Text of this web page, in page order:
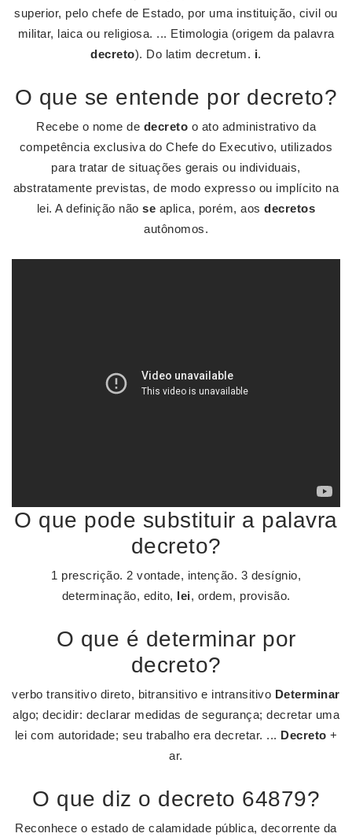
superior, pelo chefe de Estado, por uma instituição, civil ou
militar, laica ou religiosa. ... Etimologia (origem da palavra
decreto). Do latim decretum. i.
O que se entende por decreto?
Recebe o nome de decreto o ato administrativo da
competência exclusiva do Chefe do Executivo, utilizados
para tratar de situações gerais ou individuais,
abstratamente previstas, de modo expresso ou implícito na
lei. A definição nãose aplica, porém, aosdecretos
autônomos.
O que pode substituir a palavra
decreto?
1 prescrição. 2 vontade, intenção. 3 desígnio,
determinação, edito, lei, ordem, provisão.
O que é determinar por
decreto?
verbo transitivo direto, bitransitivo e intransitivo Determinar
algo; decidir: declarar medidas de segurança; decretar uma
lei com autoridade; seu trabalho era decretar. ... Decreto +
ar.
O que diz o decreto 64879?
Reconhece o estado de calamidade pública, decorrente da